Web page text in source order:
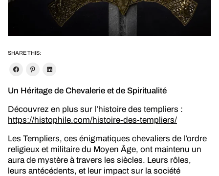
SHARE THIS:
Un Héritage de Chevalerie et de Spiritualité
Découvrez en plus sur l’histoire des templiers :
https://histophile.com/histoire-des-templiers/
Les Templiers, ces énigmatiques chevaliers de l’ordre
religieux et militaire du Moyen Âge, ont maintenu un
aura de mystère à travers les siècles. Leurs rôles,
leurs antécédents, et leur impact sur la société